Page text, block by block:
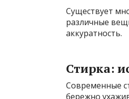
Существует
различные
аккуратность.
Стирка:
Современные
бережно